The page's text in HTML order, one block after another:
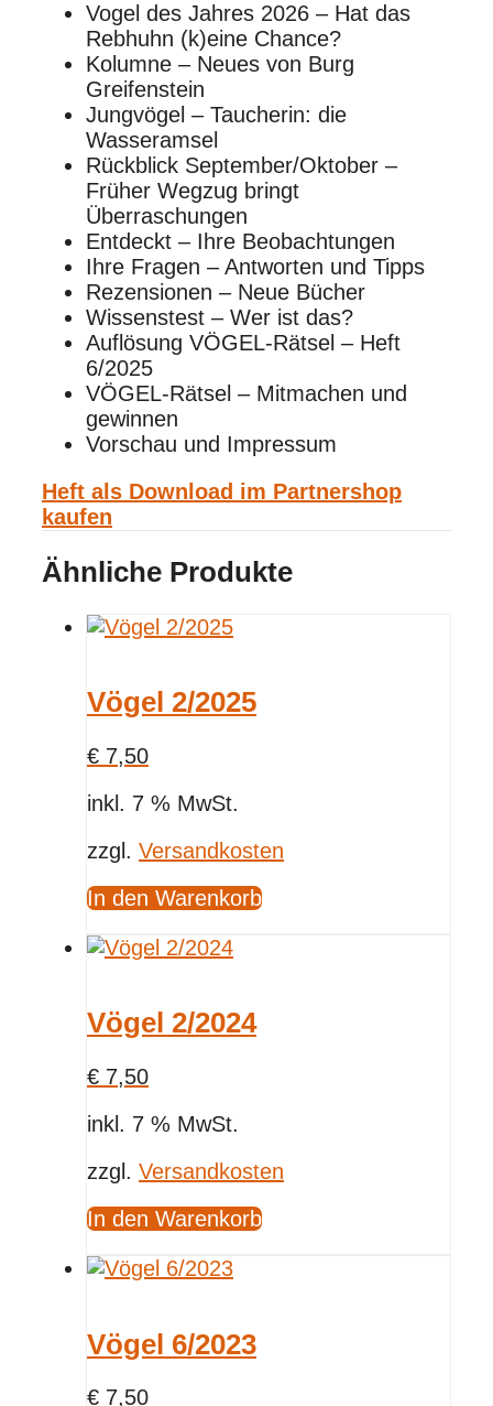
Vogel des Jahres 2026 – Hat das
Rebhuhn (k)eine Chance?
Kolumne – Neues von Burg
Greifenstein
Jungvögel – Taucherin: die
Wasseramsel
Rückblick September/Oktober –
Früher Wegzug bringt
Überraschungen
Entdeckt – Ihre Beobachtungen
Ihre Fragen – Antworten und Tipps
Rezensionen – Neue Bücher
Wissenstest – Wer ist das?
Auflösung VÖGEL-Rätsel – Heft
6/2025
VÖGEL-Rätsel – Mitmachen und
gewinnen
Vorschau und Impressum
Heft als Download im Partnershop
kaufen
Ähnliche Produkte
Vögel 2/2025
€ 7,50
inkl. 7 % MwSt.
zzgl. Versandkosten
In den Warenkorb
Vögel 2/2024
€ 7,50
inkl. 7 % MwSt.
zzgl. Versandkosten
In den Warenkorb
Vögel 6/2023
€ 7,50